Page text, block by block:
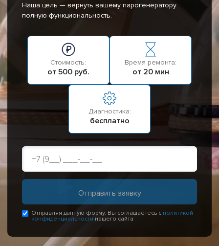
Наша цель — вернуть вашему парогенератору
полную функциональность.
Стоимость:
от 500 руб.
Время ремонта:
от 20 мин
Диагностика:
бесплатно
Отправляя данную форму, Вы соглашаетесь с политикой
конфиденциальности нашего сайта